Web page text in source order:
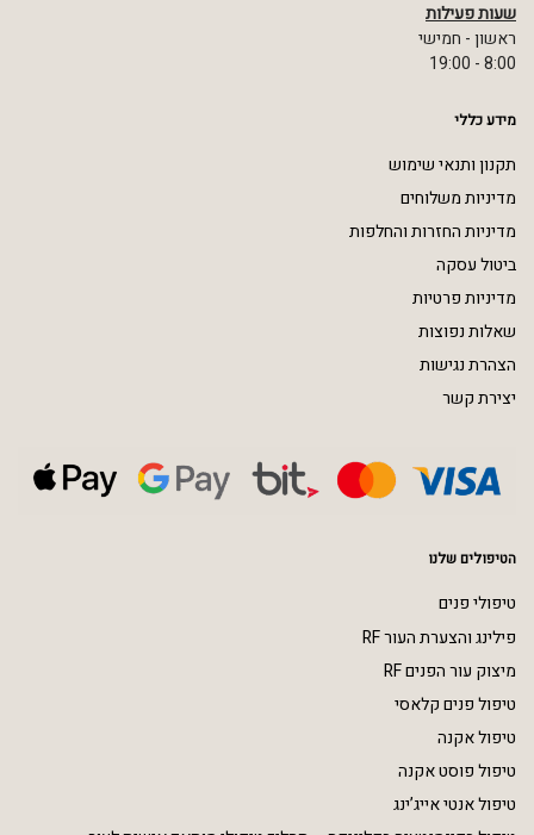
שעות פעילות
ראשון - חמישי
8:00 - 19:00
מידע כללי
תקנון ותנאי שימוש
מדיניות משלוחים
מדיניות החזרות והחלפות
ביטול עסקה
מדיניות פרטיות
שאלות נפוצות
הצהרת נגישות
יצירת קשר
הטיפולים שלנו
טיפולי פנים
פילינג והצערת העור RF
מיצוק עור הפנים RF
טיפול פנים קלאסי
טיפול אקנה
טיפול פוסט אקנה
טיפול אנטי אייג’ינג